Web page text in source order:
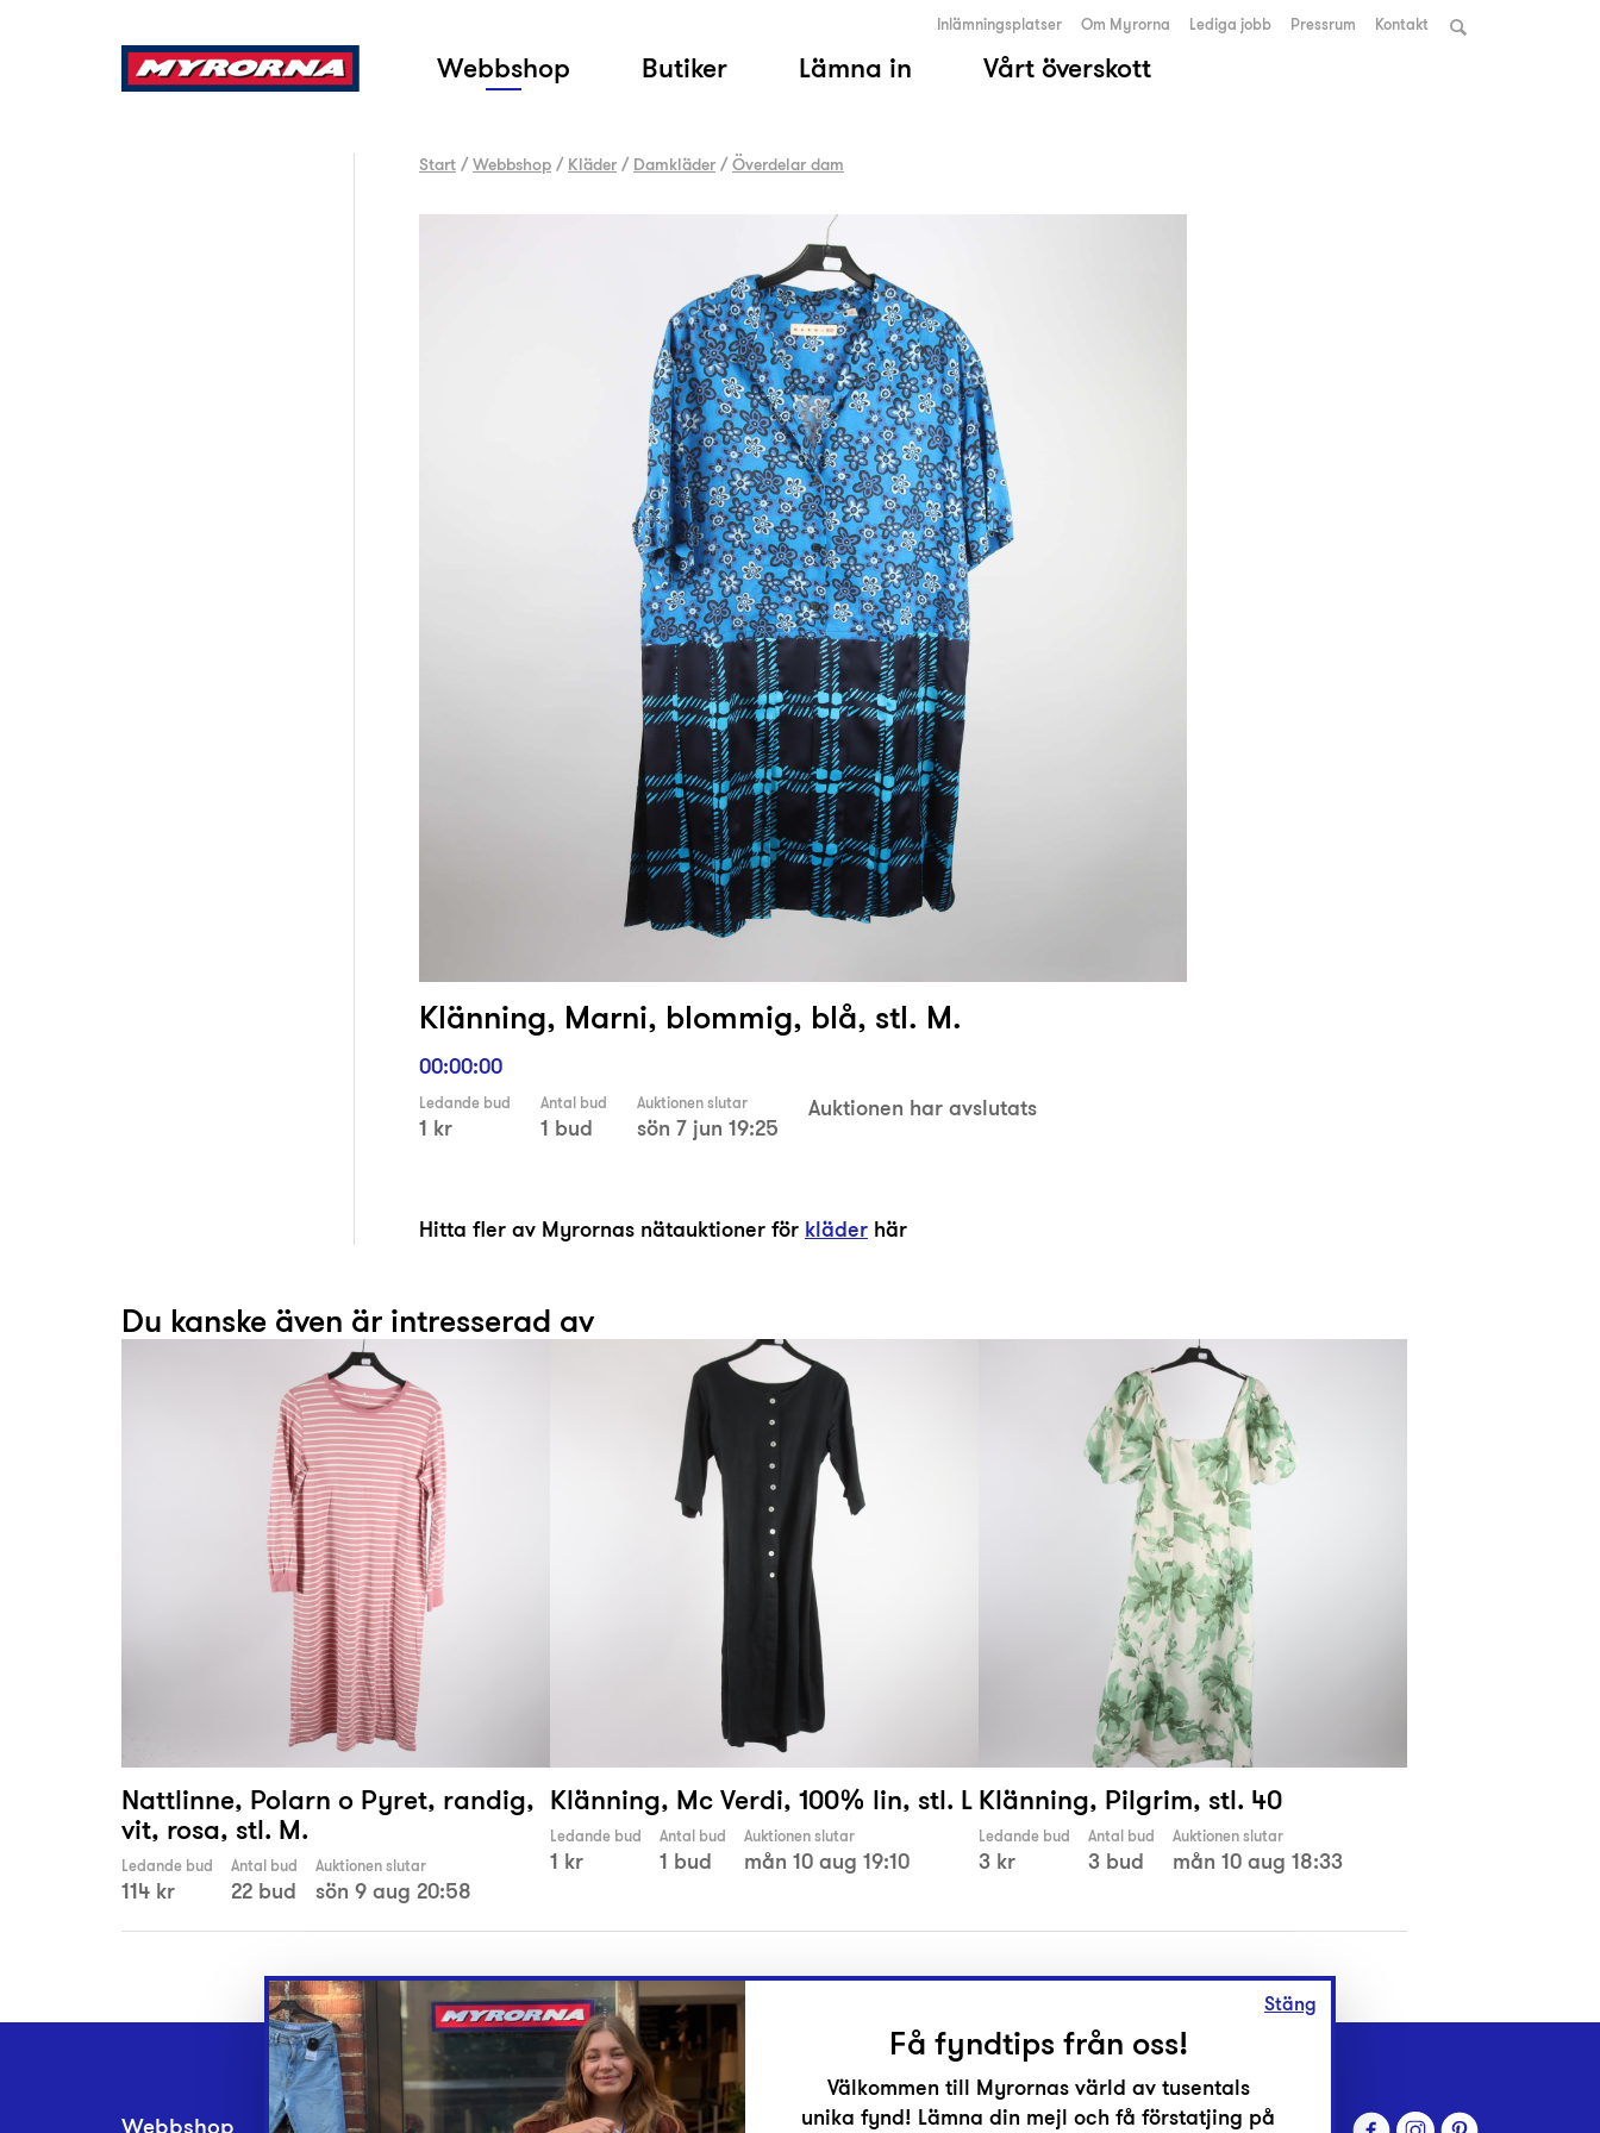
Webbshop Butiker Lämna in Vårt överskott
Inlämningsplatser Om Myrorna Lediga jobb Pressrum Kontakt
Start /Webbshop / Kläder / Damkläder /Överdelar dam
Klänning, Marni, blommig, blå, stl. M.
00:00:00
Ledande bud
1 kr
Antal bud
1 bud
Auktionen slutar
sön 7 jun 19:25
Auktionen har avslutats
Hitta fler av Myrornas nätauktioner för kläder här
Du kanske även är intresserad av
Nattlinne, Polarn o Pyret, randig,
vit, rosa, stl. M.
Ledande bud
114 kr
Antal bud
22 bud
Auktionen slutar
sön 9 aug 20:58
Klänning, Mc Verdi, 100% lin, stl. L
Ledande bud
1 kr
Antal bud
1 bud
Auktionen slutar
mån 10 aug 19:10
Klänning, Pilgrim, stl. 40
Ledande bud
3 kr
Antal bud
3 bud
Auktionen slutar
mån 10 aug 18:33
Stäng
Få fyndtips från oss!
Välkommen till Myrornas värld av tusentals
unika fynd! Lämna din mejl och få förstatjing på